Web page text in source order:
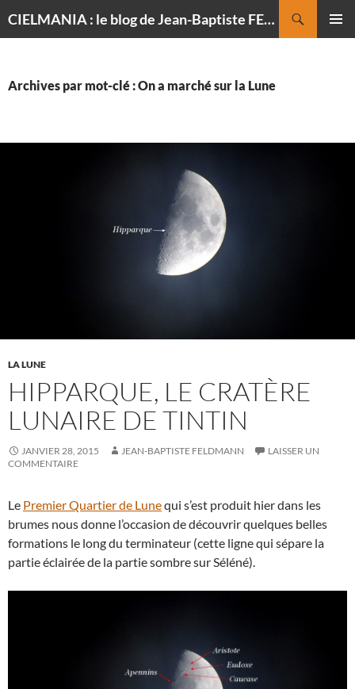
CIELMANIA : le blog de Jean-Baptiste FELDMANN, photographe du ciel
Archives par mot-clé : On a marché sur la Lune
LA LUNE
HIPPARQUE, LE CRATÈRE
LUNAIRE DE TINTIN
JANVIER 28, 2015 JEAN-BAPTISTE FELDMANN
LAISSER UN
COMMENTAIRE
Le Premier Quartier de Lunequi s’est produit hier dans les
brumes nous donne l’occasion de découvrir quelques belles
formations le long du terminateur (cette ligne qui sépare la
partie éclairée de la partie sombre sur Séléné).